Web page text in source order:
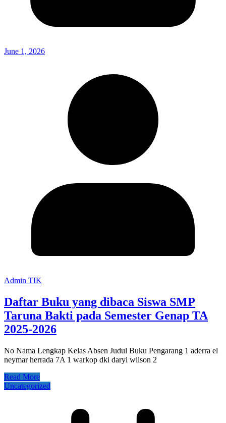
June 1, 2026
Admin TIK
Daftar Buku yang dibaca Siswa SMP
Taruna Bakti pada Semester Genap TA
2025-2026
No Nama Lengkap Kelas Absen Judul Buku Pengarang 1 aderra el
neymar herrada 7A 1 warkop dki daryl wilson 2
Read More
Uncategorized